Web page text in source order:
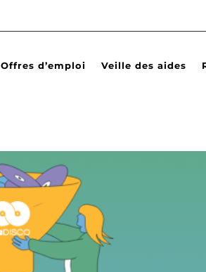
Offres d’emploi Veille des aides